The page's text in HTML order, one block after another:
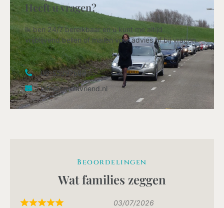
Heeft u vragen?
Ik ben 24/7 bereikbaar en u kunt me altijd
vrijblijvend bellen of mailen voor advies of bij vragen.
06-55397588
info@carolavriend.nl
Beoordelingen
Wat families zeggen
03/07/2026